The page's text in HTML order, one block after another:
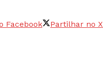
Facebook Partilhar no X